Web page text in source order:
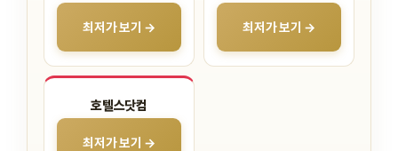
최저가 보기 → 최저가 보기 →
호텔스닷컴
최저가 보기 →